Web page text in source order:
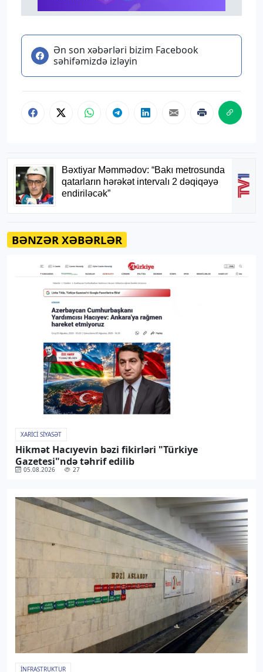
Ən son xəbərləri bizim Facebook
səhifəmizdə izləyin
BƏNZƏR XƏBƏRLƏR
XARICI SIYASƏT
Hikmət Hacıyevin bəzi fikirləri "Türkiye
Gazetesi"ndə təhrif edilib
05.08.2026 27
İNFRASTRUKTUR